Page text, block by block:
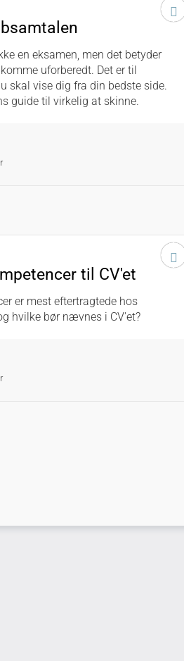
en eksamen, men det betyder
uforberedt. Det er til
skal vise dig fra din bedste side.
guide til virkelig at skinne.
til CV'et
er mest eftertragtede hos
hvilke bør nævnes i CV'et?